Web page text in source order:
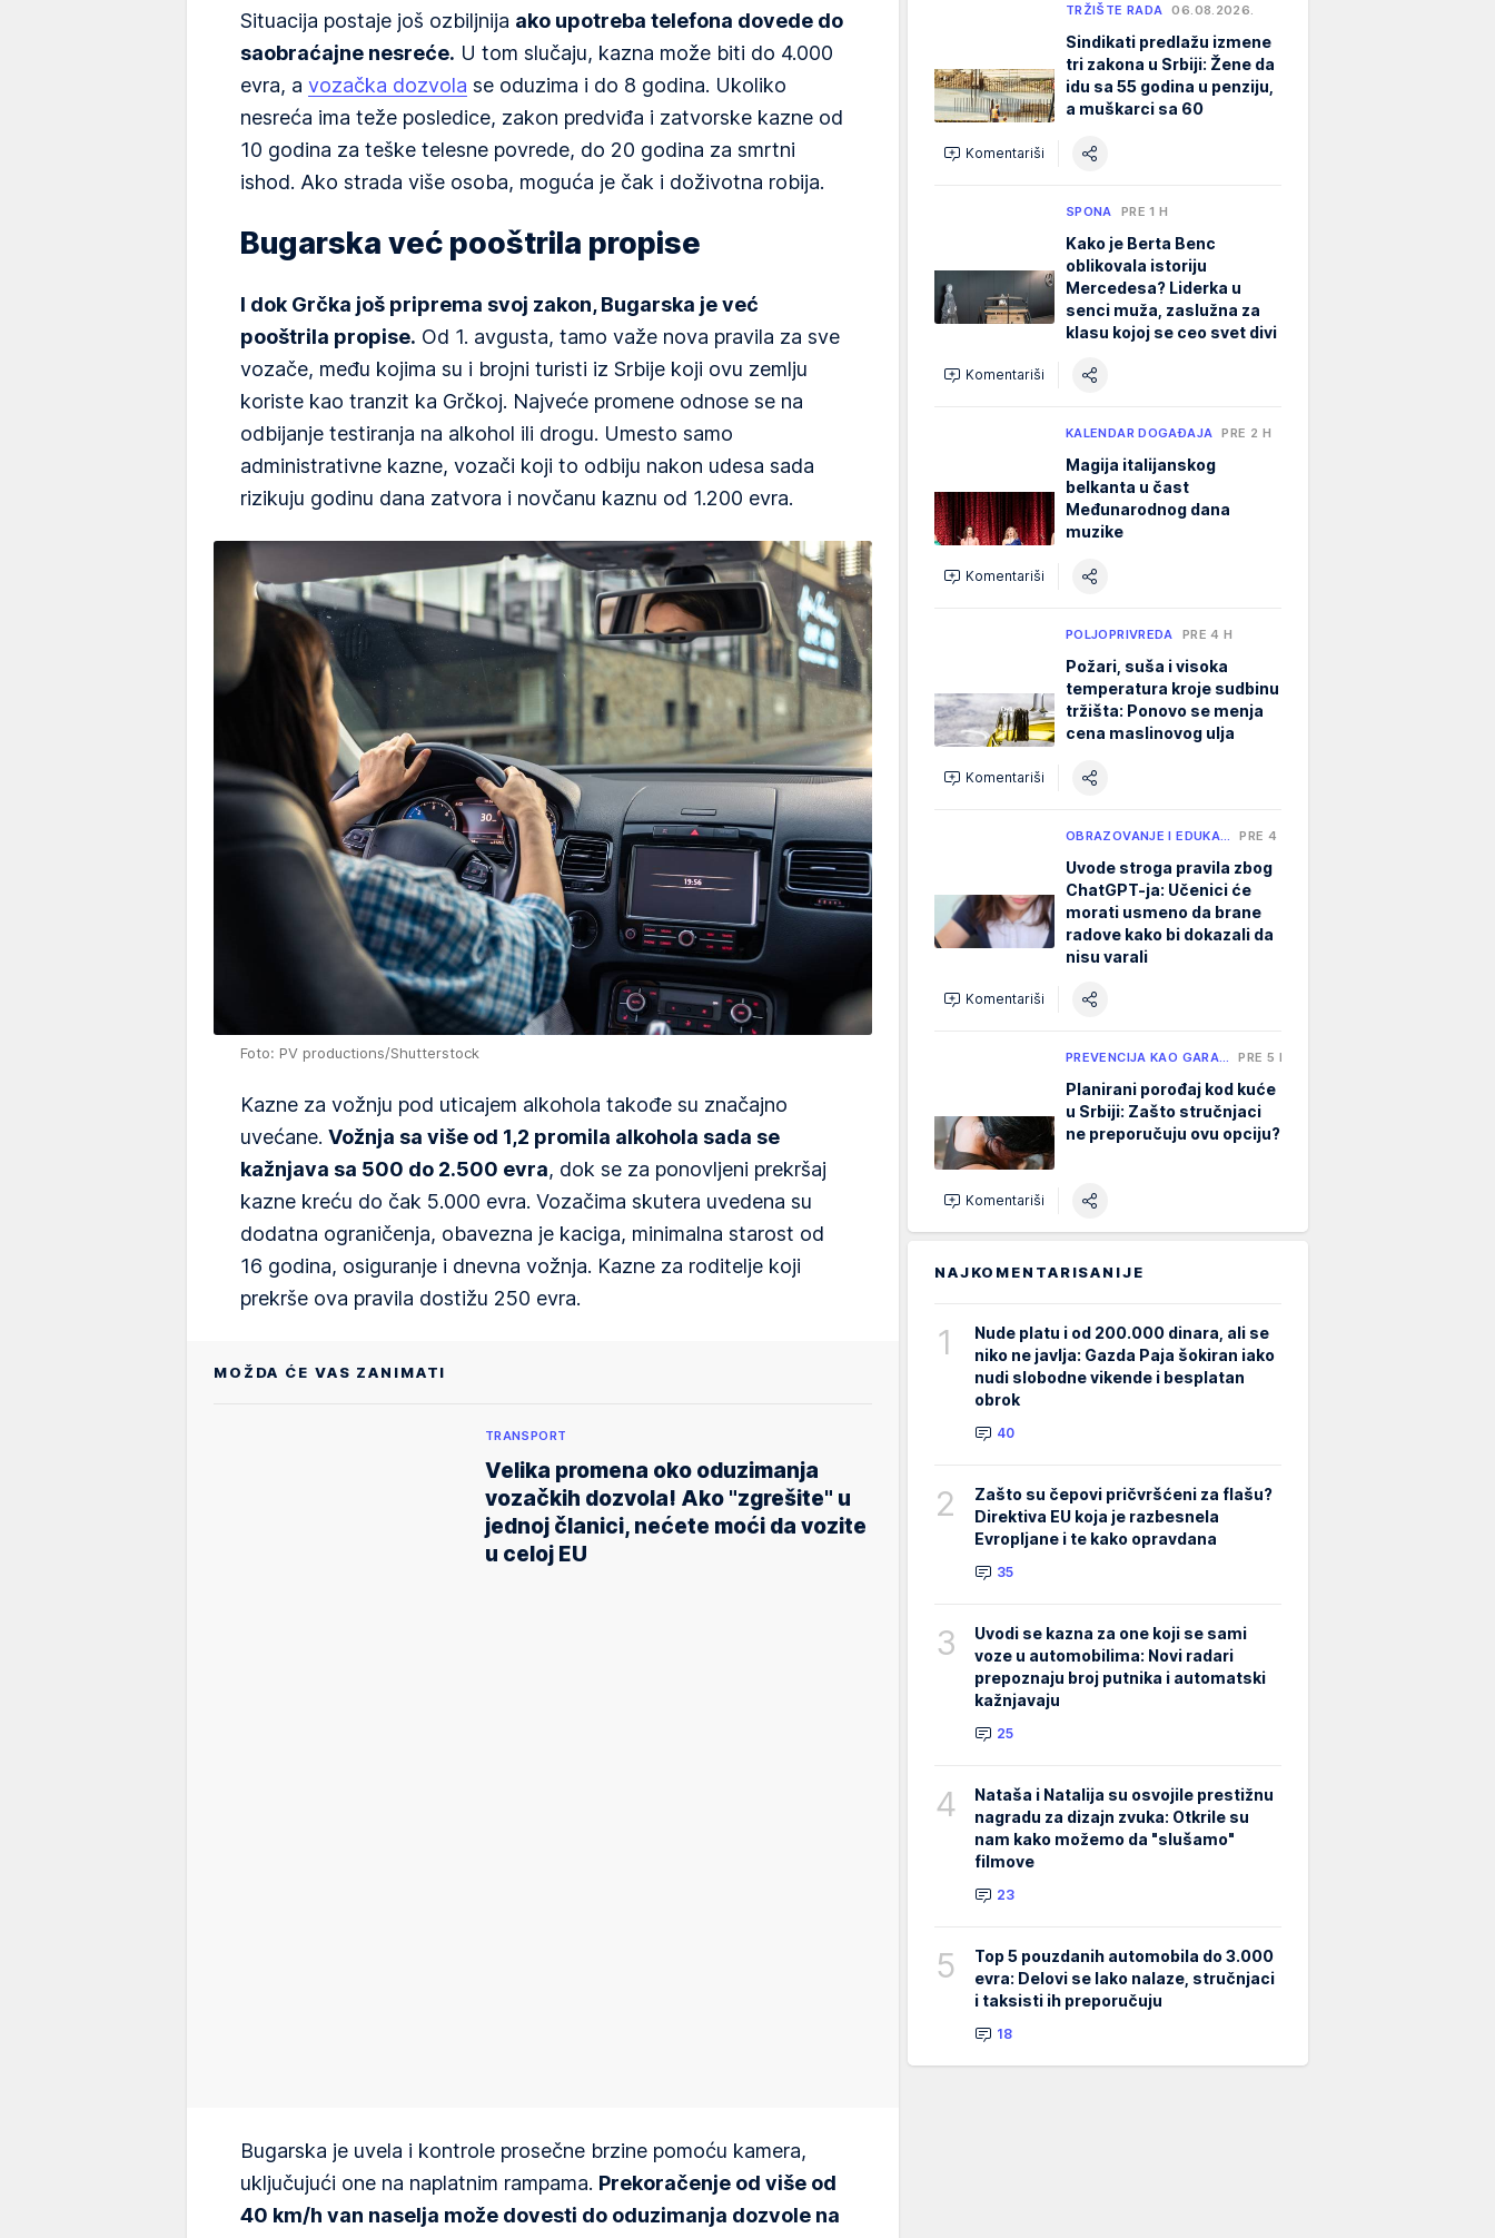
Situacija postaje još ozbiljnija ako upotreba telefona dovede do
saobraćajne nesreće. U tom slučaju, kazna može biti do 4.000
evra, a vozačka dozvola se oduzima i do 8 godina. Ukoliko
nesreća ima teže posledice, zakon predviđa i zatvorske kazne od
10 godina za teške telesne povrede, do 20 godina za smrtni
ishod. Ako strada više osoba, moguća je čak i doživotna robija.
Bugarska već pooštrila propise
I dok Grčka još priprema svoj zakon, Bugarska je već
pooštrila propise. Od 1. avgusta, tamo važe nova pravila za sve
vozače, među kojima su i brojni turisti iz Srbije koji ovu zemlju
koriste kao tranzit ka Grčkoj. Najveće promene odnose se na
odbijanje testiranja na alkohol ili drogu. Umesto samo
administrativne kazne, vozači koji to odbiju nakon udesa sada
rizikuju godinu dana zatvora i novčanu kaznu od 1.200 evra.
Foto: PV productions/Shutterstock
Kazne za vožnju pod uticajem alkohola takođe su značajno
uvećane. Vožnja sa više od 1,2 promila alkohola sada se
kažnjava sa 500 do 2.500 evra, dok se za ponovljeni prekršaj
kazne kreću do čak 5.000 evra. Vozačima skutera uvedena su
dodatna ograničenja, obavezna je kaciga, minimalna starost od
16 godina, osiguranje i dnevna vožnja. Kazne za roditelje koji
prekrše ova pravila dostižu 250 evra.
MOŽDA ĆE VAS ZANIMATI
TRANSPORT
Velika promena oko oduzimanja
vozačkih dozvola! Ako "zgrešite" u
jednoj članici, nećete moći da vozite
u celoj EU
Bugarska je uvela i kontrole prosečne brzine pomoću kamera,
uključujući one na naplatnim rampama. Prekoračenje od više od
40 km/h van naselja može dovesti do oduzimanja dozvole na
TRŽIŠTE RADA 06.08.2026.
Sindikati predlažu izmene
tri zakona u Srbiji: Žene da
idu sa 55 godina u penziju,
a muškarci sa 60
Komentariši
SPONA PRE 1 H
Kako je Berta Benc
oblikovala istoriju
Mercedesa? Liderka u
senci muža, zaslužna za
klasu kojoj se ceo svet divi
Komentariši
KALENDAR DOGAĐAJA PRE 2 H
Magija italijanskog
belkanta u čast
Međunarodnog dana
muzike
Komentariši
POLJOPRIVREDA PRE 4 H
Požari, suša i visoka
temperatura kroje sudbinu
tržišta: Ponovo se menja
cena maslinovog ulja
Komentariši
OBRAZOVANJE I EDUKA… PRE 4 H
Uvode stroga pravila zbog
ChatGPT-ja: Učenici će
morati usmeno da brane
radove kako bi dokazali da
nisu varali
Komentariši
PREVENCIJA KAO GARA… PRE 5 H
Planirani porođaj kod kuće
u Srbiji: Zašto stručnjaci
ne preporučuju ovu opciju?
Komentariši
NAJKOMENTARISANIJE
1
Nude platu i od 200.000 dinara, ali se
niko ne javlja: Gazda Paja šokiran iako
nudi slobodne vikende i besplatan
obrok
40
2
Zašto su čepovi pričvršćeni za flašu?
Direktiva EU koja je razbesnela
Evropljane i te kako opravdana
35
3
Uvodi se kazna za one koji se sami
voze u automobilima: Novi radari
prepoznaju broj putnika i automatski
kažnjavaju
25
4
Nataša i Natalija su osvojile prestižnu
nagradu za dizajn zvuka: Otkrile su
nam kako možemo da "slušamo"
filmove
23
5
Top 5 pouzdanih automobila do 3.000
evra: Delovi se lako nalaze, stručnjaci
i taksisti ih preporučuju
18